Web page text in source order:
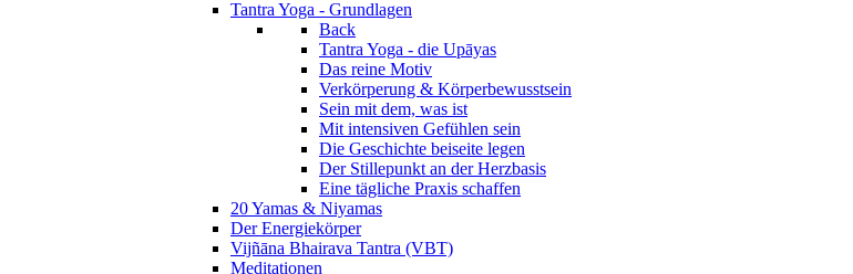
Tantra Yoga - Grundlagen
Back
Tantra Yoga - die Upāyas
Das reine Motiv
Verkörperung & Körperbewusstsein
Sein mit dem, was ist
Mit intensiven Gefühlen sein
Die Geschichte beiseite legen
Der Stillepunkt an der Herzbasis
Eine tägliche Praxis schaffen
20 Yamas & Niyamas
Der Energiekörper
Vijñāna Bhairava Tantra (VBT)
Meditationen